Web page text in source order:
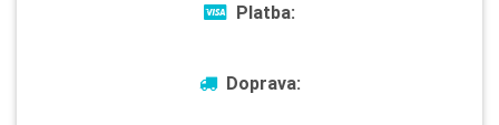
Platba:
Doprava: